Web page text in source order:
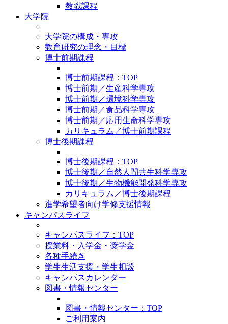
教職課程
大学院
大学院の構成・専攻
教育研究の理念・目標
博士前期課程
博士前期課程：TOP
博士前期／生産科学専攻
博士前期／環境科学専攻
博士前期／食品科学専攻
博士前期／応用生命科学専攻
カリキュラム／博士前期課程
博士後期課程
博士後期課程：TOP
博士後期／自然人間共生科学専攻
博士後期／生物機能開発科学専攻
カリキュラム／博士後期課程
進学希望者向け学修支援情報
キャンパスライフ
キャンパスライフ：TOP
授業料・入学金・奨学金
各種手続き
学生生活支援・学生相談
キャンパスカレンダー
図書・情報センター
図書・情報センター：TOP
ご利用案内